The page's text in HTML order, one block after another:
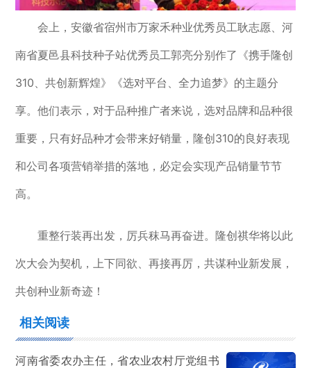
会上，安徽省宿州市万家禾种业优秀员工耿志愿、河
南省夏邑县科技种子站优秀员工郭亮分别作了《携手隆创
310、共创新辉煌》《选对平台、全力追梦》的主题分
享。他们表示，对于品种推广者来说，选对品牌和品种很
重要，只有好品种才会带来好销量，隆创310的良好表现
和公司各项营销举措的落地，必定会实现产品销量节节
高。
重整行装再出发，厉兵秣马再奋进。隆创祺华将以此
次大会为契机，上下同欲、再接再厉，共谋种业新发展，
共创种业新奇迹！
相关阅读
河南省委农办主任，省农业农村厅党组书